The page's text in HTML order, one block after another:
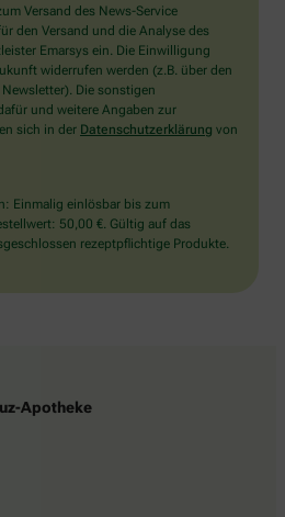
Versand des News-Service
den Versand und die Analyse des
Emarsys ein. Die Einwilligung
widerrufen werden (z.B. über den
Die sonstigen
und weitere Angaben zur
sich in der Datenschutzerklärung von
Einmalig einlösbar bis zum
50,00 €. Gültig auf das
rezeptpflichtige Produkte.
Apotheke